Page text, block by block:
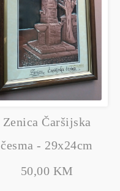
Zenica Čaršijska
česma - 29x24cm
50,00 KM